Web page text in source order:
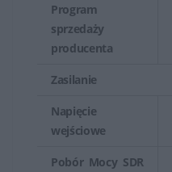
Program
sprzedaży
producenta
Zasilanie
Napięcie
wejściowe
Pobór Mocy SDR